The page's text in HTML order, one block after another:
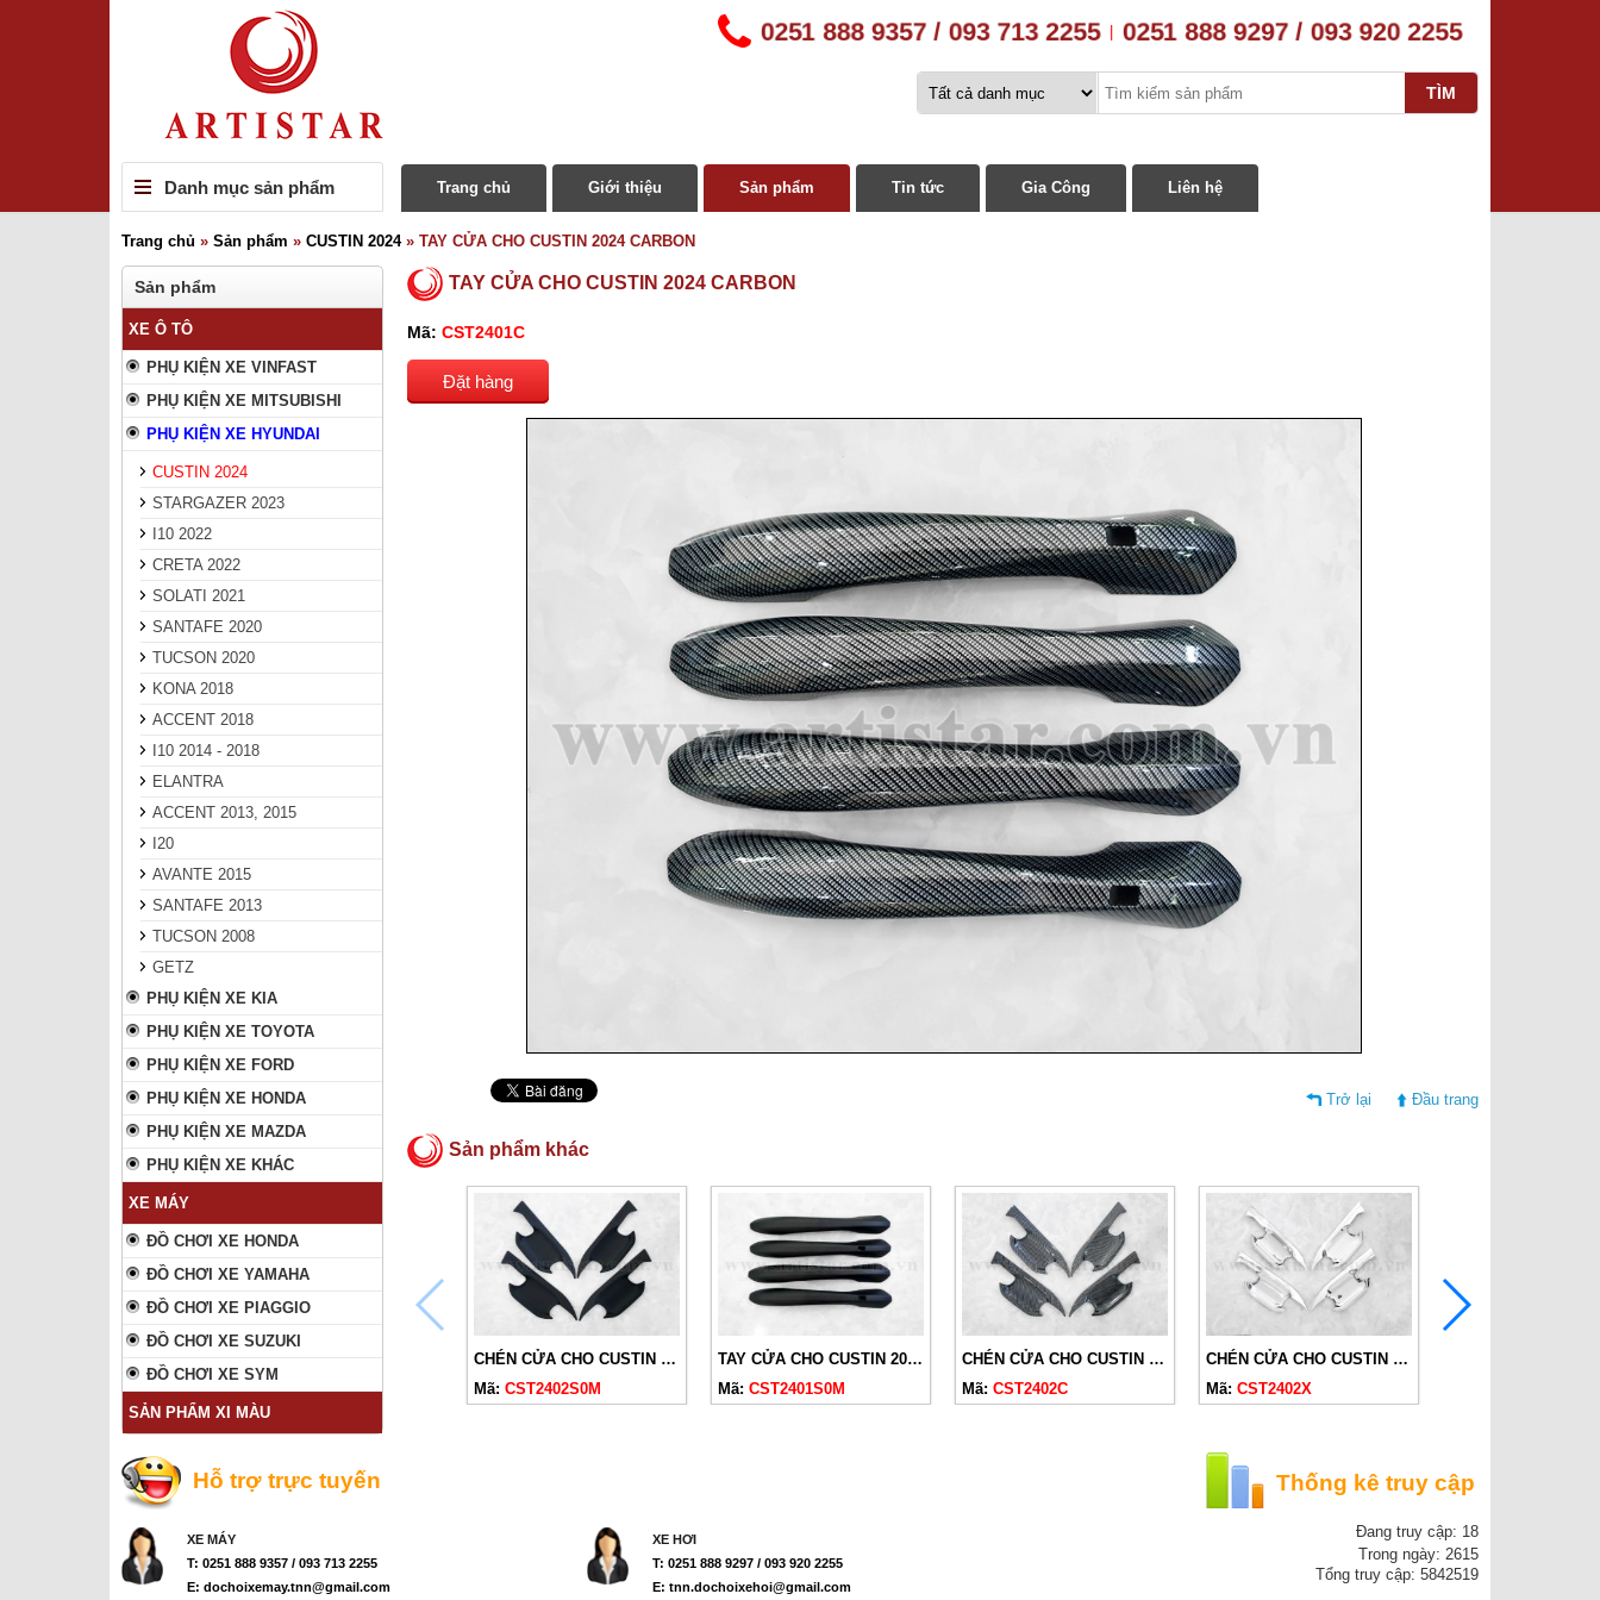
0251 888 9357 / 093 713 2255 0251 888 9297 / 093 920 2255
Danh mục sản phẩm Trang chủ Giới thiệu Sản phẩm Tin tức Gia Công Liên hệ
Trang chủ » Sản phẩm » CUSTIN 2024» TAY CỬA CHO CUSTIN 2024 CARBON
Sản phẩm
XE Ô TÔ
PHỤ KIỆN XE VINFAST
PHỤ KIỆN XE MITSUBISHI
PHỤ KIỆN XE HYUNDAI
CUSTIN 2024
STARGAZER 2023
I10 2022
CRETA 2022
SOLATI 2021
SANTAFE 2020
TUCSON 2020
KONA 2018
ACCENT 2018
I10 2014 - 2018
ELANTRA
ACCENT 2013, 2015
I20
AVANTE 2015
SANTAFE 2013
TUCSON 2008
GETZ
PHỤ KIỆN XE KIA
PHỤ KIỆN XE TOYOTA
PHỤ KIỆN XE FORD
PHỤ KIỆN XE HONDA
PHỤ KIỆN XE MAZDA
PHỤ KIỆN XE KHÁC
XE MÁY
ĐỒ CHƠI XE HONDA
ĐỒ CHƠI XE YAMAHA
ĐỒ CHƠI XE PIAGGIO
ĐỒ CHƠI XE SUZUKI
ĐỒ CHƠI XE SYM
SẢN PHẨM XI MÀU
TAY CỬA CHO CUSTIN 2024 CARBON
Mã: CST2401C
Đặt hàng
Trở lại Đầu trang
Sản phẩm khác
CHÉN CỬA CHO CUSTIN 2024 ĐEN MỜ
Mã: CST2402S0M
TAY CỬA CHO CUSTIN 2024 ĐEN MỜ
Mã: CST2401S0M
CHÉN CỬA CHO CUSTIN 2024 CARBON
Mã: CST2402C
CHÉN CỬA CHO CUSTIN 2024
Mã: CST2402X
Hỗ trợ trực tuyến
XE MÁY
T: 0251 888 9357 / 093 713 2255
E: dochoixemay.tnn@gmail.com
XE HƠI
T: 0251 888 9297 / 093 920 2255
E: tnn.dochoixehoi@gmail.com
Thống kê truy cập
Đang truy cập: 18
Trong ngày: 2615
Tổng truy cập: 5842519